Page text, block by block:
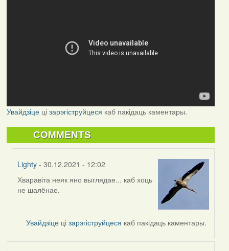
Увайдзіцеці зарэгіструйцеся каб пакідаць каментары.
COMMENTS
Lighty - 30.12.2021 - 12:02
In
reply
Peregrinus
Хваравіта неяк яно выглядае... каб хоць
не шалёнае.
Увайдзіце цізарэгіструйцеся каб пакідаць каментары.